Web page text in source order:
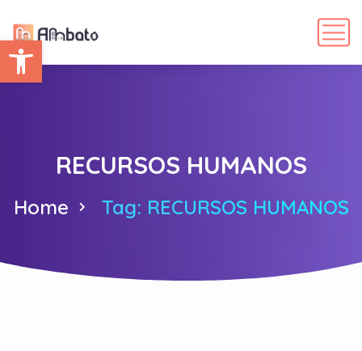
Abrir barra de herramientas
RECURSOS HUMANOS
Home Tag: RECURSOS HUMANOS